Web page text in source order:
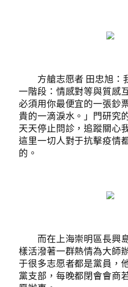
方艙志愿者 田忠旭：
一階段：情感對等與質感
必須用你最便宜的一張鈔
貴的一滴淚水。」門研究
天天停止問診，追蹤關心
這里一切人對于抗擊疫情
的。
而在上海崇明區長興
樣活潑著一群熱情為大師
于很多志愿者都是黨員，
黨支部，每晚都閉會會商